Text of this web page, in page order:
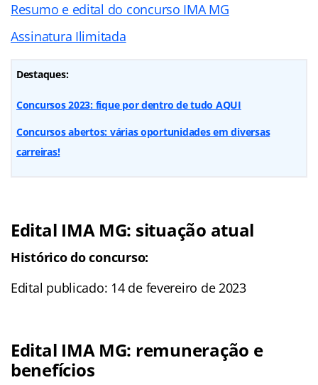
Resumo e edital do concurso IMA MG
Assinatura Ilimitada
Destaques:
Concursos 2023: fique por dentro de tudo AQUI
Concursos abertos: várias oportunidades em diversas
carreiras!
Edital IMA MG: situação atual
Histórico do concurso:
Edital publicado: 14 de fevereiro de 2023
Edital IMA MG: remuneração e
benefícios